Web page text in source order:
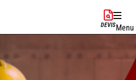
DEVISMenu